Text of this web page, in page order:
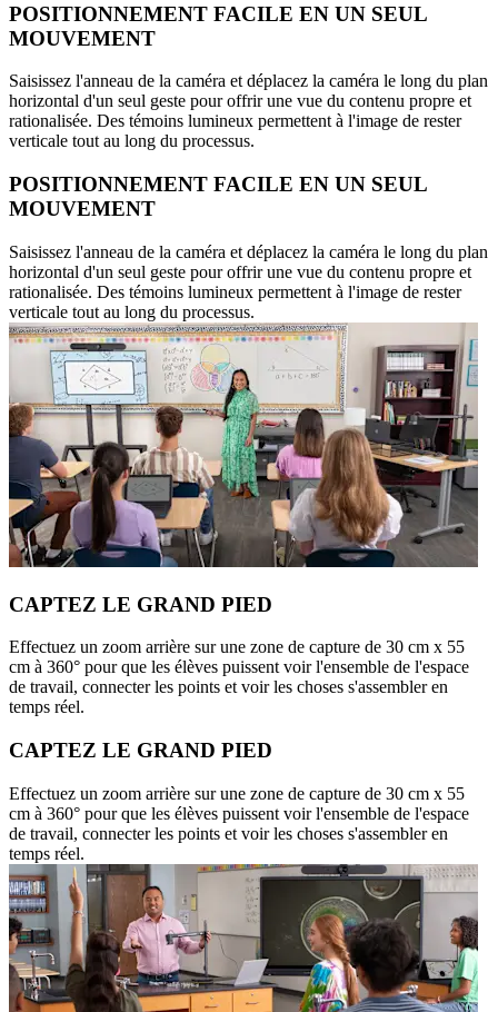
POSITIONNEMENT FACILE EN UN SEUL
MOUVEMENT
Saisissez l'anneau de la caméra et déplacez la caméra le long du plan
horizontal d'un seul geste pour offrir une vue du contenu propre et
rationalisée. Des témoins lumineux permettent à l'image de rester
verticale tout au long du processus.
POSITIONNEMENT FACILE EN UN SEUL
MOUVEMENT
Saisissez l'anneau de la caméra et déplacez la caméra le long du plan
horizontal d'un seul geste pour offrir une vue du contenu propre et
rationalisée. Des témoins lumineux permettent à l'image de rester
verticale tout au long du processus.
CAPTEZ LE GRAND PIED
Effectuez un zoom arrière sur une zone de capture de 30 cm x 55
cm à 360° pour que les élèves puissent voir l'ensemble de l'espace
de travail, connecter les points et voir les choses s'assembler en
temps réel.
CAPTEZ LE GRAND PIED
Effectuez un zoom arrière sur une zone de capture de 30 cm x 55
cm à 360° pour que les élèves puissent voir l'ensemble de l'espace
de travail, connecter les points et voir les choses s'assembler en
temps réel.